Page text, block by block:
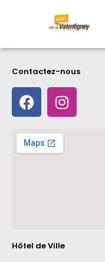
Contactez-nous
Hôtel de Ville